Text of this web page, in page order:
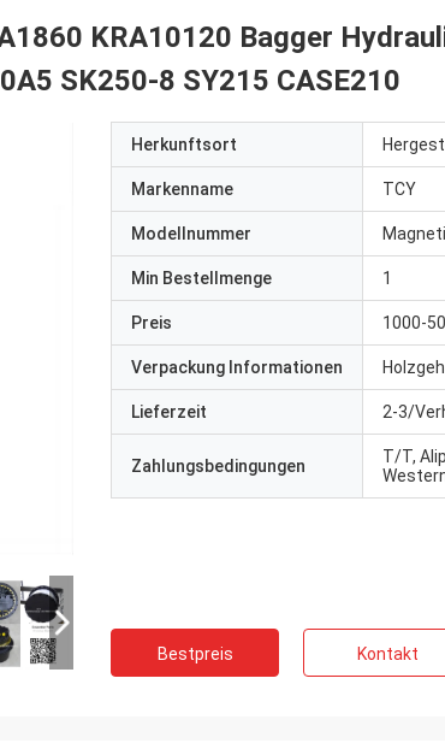
KRA10120 Bagger
SK250-8 SY215 CASE210
Herkunftsort
Markenname TCY
Modellnummer
Min Bestellmenge 1
Preis 1000-
Verpackung Informationen
Lieferzeit 2-3/
Zahlungsbedingungen
T/T,
Bestpreis Kontakt